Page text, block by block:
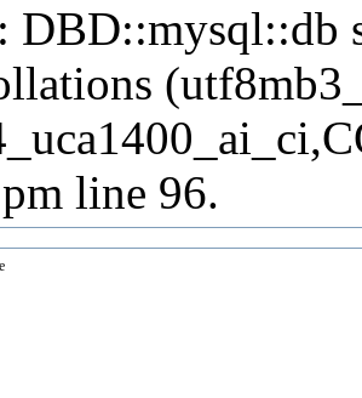
DBD::mysql::db
line 96.